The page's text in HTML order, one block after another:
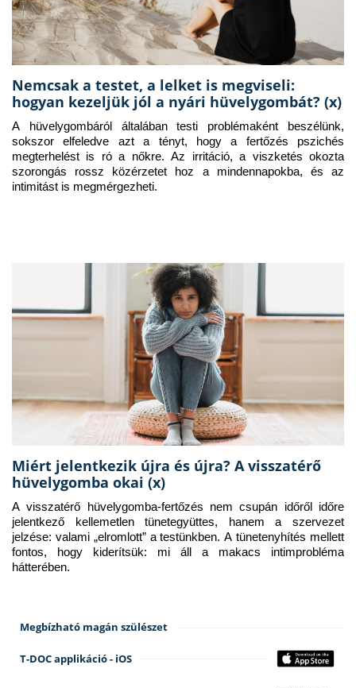
Nemcsak a testet, a lelket is megviseli:
hogyan kezeljük jól a nyári hüvelygombát? (x)
A hüvelygombáról általában testi problémaként beszélünk,
sokszor elfeledve azt a tényt, hogy a fertőzés pszichés
megterhelést is ró a nőkre. Az irritáció, a viszketés okozta
szorongás rossz közérzetet hoz a mindennapokba, és az
intimitást is megmérgezheti.
Miért jelentkezik újra és újra? A visszatérő
hüvelygomba okai (x)
A visszatérő hüvelygomba-fertőzés nem csupán időről időre
jelentkező kellemetlen tünetegyüttes, hanem a szervezet
jelzése: valami „elromlott” a testünkben. A tünetenyhítés mellett
fontos, hogy kiderítsük: mi áll a makacs intimprobléma
hátterében.
Megbízható magán szülészet
T-DOC applikáció - iOS